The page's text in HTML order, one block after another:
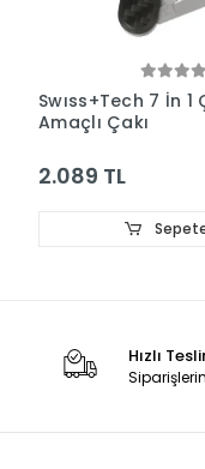
Swıss+Tech 7 İn 1
Amaçlı Çakı
2.089 TL
Hızlı